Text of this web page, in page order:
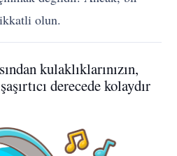
olun.
kulaklıklarınızın,
derecede kolaydır